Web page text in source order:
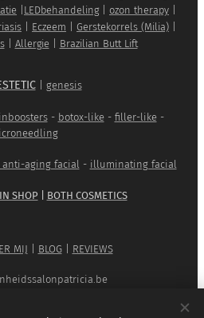
LEDbehandeling| ozon therapy
Eczeem Gerstekorrels (Milia)
| Allergie Brazilian Butt Lift
| genesis
- botox-like- filler-like-
anti-aging facial - illuminating facial
SHOP BOTH COSMETICS
MIJ BLOG| REVIEWS